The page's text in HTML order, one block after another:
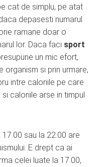
cat de simplu, pe atat
depasesti numarul
ramane doar o
lor. Daca faci sport
un mic efort,
si prin urmare,
intre caloriile pe care
caloriile arse in timpul
sau la 22.00 are
E drept ca ai
celei luate la 17.00,